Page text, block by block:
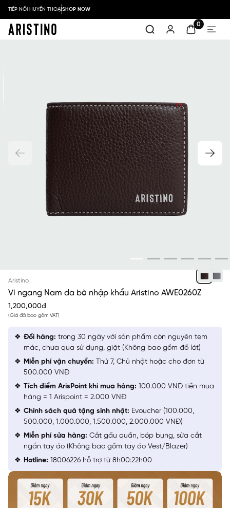
TIẾP NỐI HUYỀN THOẠISHOP NOW
0
Aristino
Ví ngang Nam da bò nhập khẩu Aristino AWE0260Z
1,200,000đ
(Giá đã bao gồm VAT)
Đổi hàng: trong 30 ngày với sản phẩm còn nguyên tem
mác, chưa qua sử dụng, giặt (Không bao gồm đồ lót)
Miễn phí vận chuyển: Thứ 7, Chủ nhật hoặc cho đơn từ
500.000 VNĐ
Tích điểm ArisPoint khi mua hàng: 100.000 VNĐ tiền mua
hàng = 1 Arispoint = 2.000 VNĐ
Chính sách quà tặng sinh nhật: Evoucher (100.000,
500.000, 1.000.000, 1.500.000, 2.000.000 VNĐ)
Miễn phí sửa hàng: Cắt gấu quần, bóp bụng, sửa cắt
ngắn tay áo (Không bao gồm tay áo Vest/Blazer)
Hotline: 18006226 hỗ trợ từ 8h00:22h00